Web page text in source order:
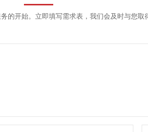
的开始。立即填写需求表，我们会及时与您取